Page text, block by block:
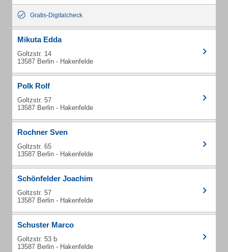
Gratis-Digitalcheck
Mikuta Edda
Goltzstr. 14
13587 Berlin - Hakenfelde
Polk Rolf
Goltzstr. 57
13587 Berlin - Hakenfelde
Rochner Sven
Goltzstr. 65
13587 Berlin - Hakenfelde
Schönfelder Joachim
Goltzstr. 57
13587 Berlin - Hakenfelde
Schuster Marco
Goltzstr. 53 b
13587 Berlin - Hakenfelde